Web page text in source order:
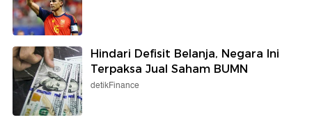
Hindari Defisit Belanja, Negara Ini
Terpaksa Jual Saham BUMN
detikFinance